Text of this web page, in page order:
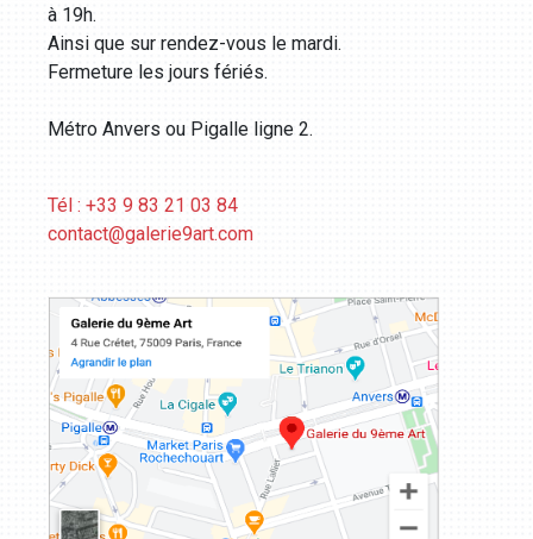
à 19h.
Ainsi que sur rendez-vous le mardi.
Fermeture les jours fériés.
Métro Anvers ou Pigalle ligne 2.
Tél : +33 9 83 21 03 84
contact@galerie9art.com